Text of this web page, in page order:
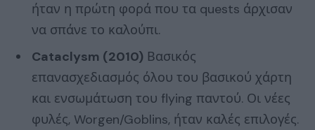
ήταν η πρώτη φορά που τα quests άρχισαν
να σπάνε το καλούπι.
Cataclysm (2010) Βασικός
επανασχεδιασμός όλου του βασικού χάρτη
και ενσωμάτωση του flying παντού. Οι νέες
φυλές, Worgen/Goblins, ήταν καλές επιλογές.